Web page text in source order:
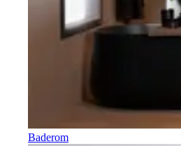
Baderom